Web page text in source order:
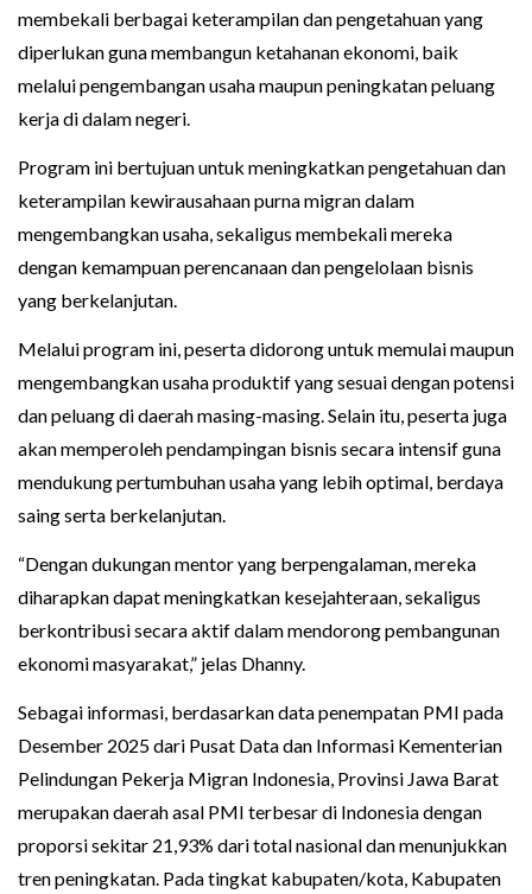
membekali berbagai keterampilan dan pengetahuan yang
diperlukan guna membangun ketahanan ekonomi, baik
melalui pengembangan usaha maupun peningkatan peluang
kerja di dalam negeri.
Program ini bertujuan untuk meningkatkan pengetahuan dan
keterampilan kewirausahaan purna migran dalam
mengembangkan usaha, sekaligus membekali mereka
dengan kemampuan perencanaan dan pengelolaan bisnis
yang berkelanjutan.
Melalui program ini, peserta didorong untuk memulai maupun
mengembangkan usaha produktif yang sesuai dengan potensi
dan peluang di daerah masing-masing. Selain itu, peserta juga
akan memperoleh pendampingan bisnis secara intensif guna
mendukung pertumbuhan usaha yang lebih optimal, berdaya
saing serta berkelanjutan.
“Dengan dukungan mentor yang berpengalaman, mereka
diharapkan dapat meningkatkan kesejahteraan, sekaligus
berkontribusi secara aktif dalam mendorong pembangunan
ekonomi masyarakat,” jelas Dhanny.
Sebagai informasi, berdasarkan data penempatan PMI pada
Desember 2025 dari Pusat Data dan Informasi Kementerian
Pelindungan Pekerja Migran Indonesia, Provinsi Jawa Barat
merupakan daerah asal PMI terbesar di Indonesia dengan
proporsi sekitar 21,93% dari total nasional dan menunjukkan
tren peningkatan. Pada tingkat kabupaten/kota, Kabupaten